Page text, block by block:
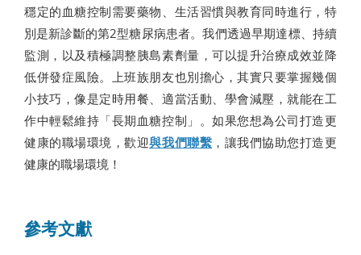
穩定的血糖控制需要藥物、生活習慣與教育同時進行，特
別是新診斷的第2型糖尿病患者。我們透過早期達標、持續
監測，以及積極調整胰島素劑量，可以提升治療成效並降
低併發症風險。上班族朋友也別擔心，其實只要掌握幾個
小技巧，像是定時用餐、適當活動、學會減壓，就能在工
作中輕鬆維持「長期血糖控制」。如果您想為公司打造更
健康的職場環境，歡迎與我們聯繫 ，讓我們協助您打造更
健康的職場環境！
參考文獻